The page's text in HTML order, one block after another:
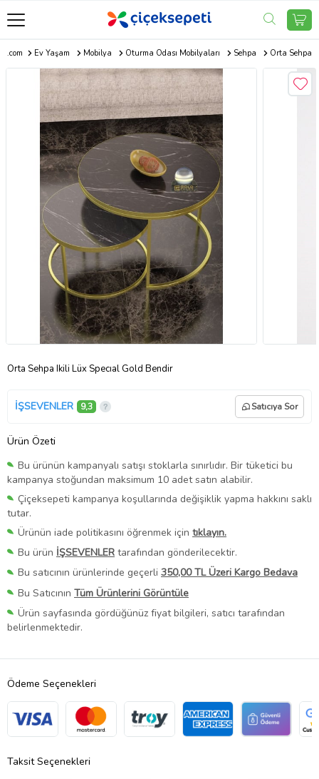
Ev Yaşam Mobilya Oturma Odası Mobilyaları Sehpa Orta Sehpa
Orta Sehpa Ikili Lüx Specıal Gold Bendir
İŞSEVENLER 9,3 Satıcıya Sor
Ürün Özeti
Bu ürünün kampanyalı satışı stoklarla sınırlıdır. Bir tüketici bu
kampanya stoğundan maksimum 10 adet satın alabilir.
Çiçeksepeti kampanya koşullarında değişiklik yapma hakkını saklı
tutar.
Ürünün iade politikasını öğrenmek için tıklayın.
Bu ürün İŞSEVENLER tarafından gönderilecektir.
Bu satıcının ürünlerinde geçerli 350,00 TL Üzeri Kargo Bedava
Bu Satıcının Tüm Ürünlerini Görüntüle
Ürün sayfasında gördüğünüz fiyat bilgileri, satıcı tarafından
belirlenmektedir.
Ödeme Seçenekleri
Taksit Seçenekleri